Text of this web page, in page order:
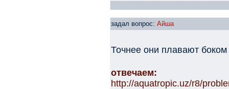
задал вопрос: Айша
Точнее они плавают боком
отвечаем:
http://aquatropic.uz/r8/